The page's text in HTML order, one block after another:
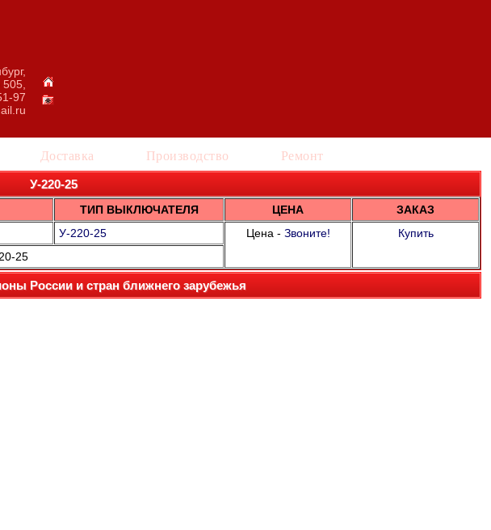
97
Доставка Производство Ремонт
У-220-25
ТИП ВЫКЛЮЧАТЕЛЯ ЦЕНА
ЗАКАЗ
У-220-25 Цена - Звоните!
Купить
25
России и стран ближнего зарубежья